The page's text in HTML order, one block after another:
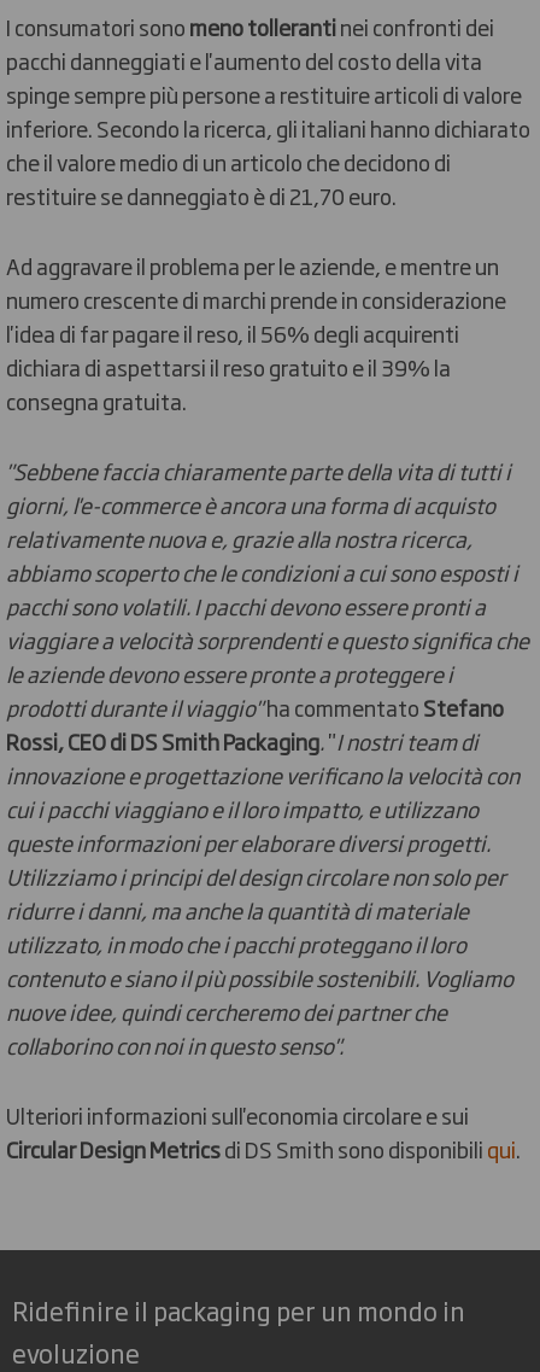
I consumatori sonomeno tollerantinei confronti dei
pacchi danneggiati e l'aumento del costo della vita
spinge sempre più persone a restituire articoli di valore
inferiore. Secondo la ricerca, gli italiani hanno dichiarato
che il valore medio di un articolo che decidono di
restituire se danneggiato è di 21,70 euro.
Ad aggravare il problema per le aziende, e mentre un
numero crescente di marchi prende in considerazione
l'idea di far pagare il reso, il 56% degli acquirenti
dichiara di aspettarsi il reso gratuito e il 39% la
consegna gratuita.
"Sebbene faccia chiaramente parte della vita di tutti i
giorni, l'e-commerce è ancora una forma di acquisto
relativamente nuova e, grazie alla nostra ricerca,
abbiamo scoperto che le condizioni a cui sono esposti i
pacchi sono volatili. I pacchi devono essere pronti a
viaggiare a velocità sorprendenti e questo significa che
le aziende devono essere pronte a proteggere i
prodotti durante il viaggio"ha commentatoStefano
Rossi, CEO di DS Smith Packaging."I nostri team di
innovazione e progettazione verificano la velocità con
cui i pacchi viaggiano e il loro impatto, e utilizzano
queste informazioni per elaborare diversi progetti.
Utilizziamo i principi del design circolare non solo per
ridurre i danni, ma anche la quantità di materiale
utilizzato, in modo che i pacchi proteggano il loro
contenuto e siano il più possibile sostenibili. Vogliamo
nuove idee, quindi cercheremo dei partner che
collaborino con noi in questo senso".
Ulteriori informazioni sull'economia circolare e sui
Circular Design Metricsdi DS Smith sono disponibiliqui.
Ridefinire il packaging per un mondo in
evoluzione